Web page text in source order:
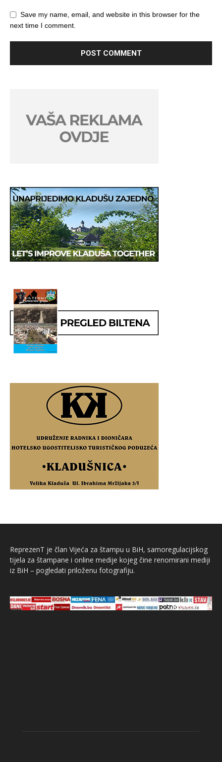
Save my name, email, and website in this browser for the
next time I comment.
ReprezenT je član Vijeća za štampu u BiH, samoregulacijskog
tijela za štampane i online medije kojeg čine renomirani mediji
iz BiH – pogledati priloženu fotografiju.